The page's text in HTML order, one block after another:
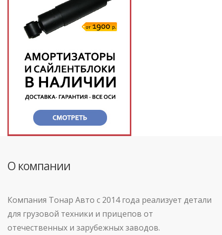
О компании
Компания Тонар Авто с 2014 года реализует детали
для грузовой техники и прицепов от
отечественных и зарубежных заводов.